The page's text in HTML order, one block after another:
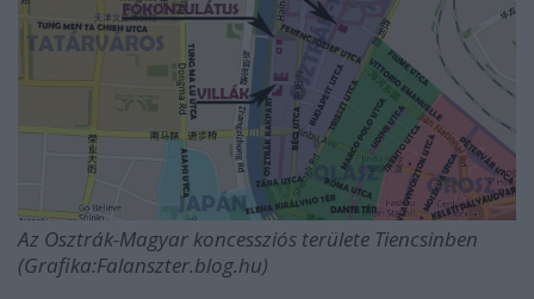
Az Osztrák-Magyar koncessziós területe Tiencsinben
(Grafika:Falanszter.blog.hu)